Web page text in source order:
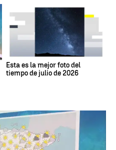
Esta es la mejor foto del
tiempo de julio de 2026